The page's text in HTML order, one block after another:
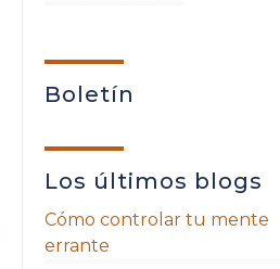
Boletín
Los últimos blogs
Cómo controlar tu mente
errante